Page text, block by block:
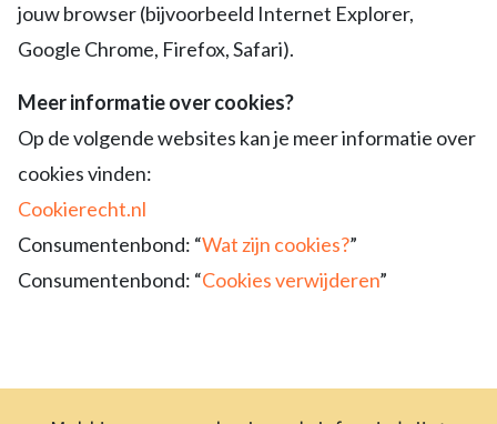
jouw browser (bijvoorbeeld Internet Explorer,
Google Chrome, Firefox, Safari).
Meer informatie over cookies?
Op de volgende websites kan je meer informatie over
cookies vinden:
Cookierecht.nl
Consumentenbond: “Wat zijn cookies?”
Consumentenbond: “Cookies verwijderen”